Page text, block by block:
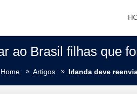
ao Brasil filhas que
Home Artigos Irlanda deve